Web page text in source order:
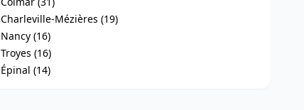
Charleville-Mézières (19)
Nancy (16)
Troyes (16)
Épinal (14)